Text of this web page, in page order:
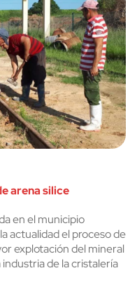
arena silice
en el municipio
actualidad el proceso de
explotación del mineral
de la cristalería